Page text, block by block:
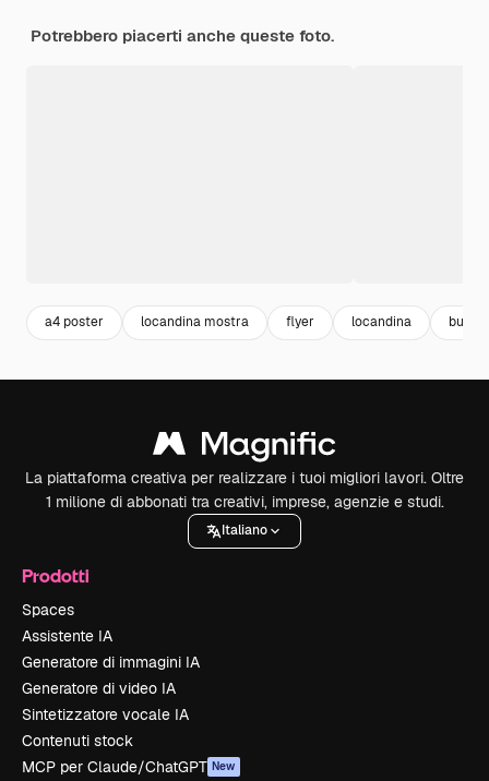
Potrebbero piacerti anche queste foto.
a4 poster locandina mostra flyer locandina
La piattaforma creativa per realizzare i tuoi migliori lavori. Oltre
1 milione di abbonati tra creativi, imprese, agenzie e studi.
Italiano
Prodotti
Spaces
Assistente IA
Generatore di immagini IA
Generatore di video IA
Sintetizzatore vocale IA
Contenuti stock
MCP per Claude/ChatGPT New